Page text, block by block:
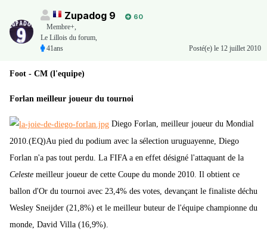
Zupadog 9
60
Membre+,
Le Lillois du forum,
41ans
Posté(e) le 12 juillet 2010
Foot - CM (l'equipe)
Forlan meilleur joueur du tournoi
Diego Forlan, meilleur joueur du Mondial
2010.(EQ)Au pied du podium avec la sélection uruguayenne, Diego
Forlan n'a pas tout perdu. La FIFA a en effet désigné l'attaquant de la
Celeste meilleur joueur de cette Coupe du monde 2010. Il obtient ce
ballon d'Or du tournoi avec 23,4% des votes, devançant le finaliste déchu
Wesley Sneijder (21,8%) et le meilleur buteur de l'équipe championne du
monde, David Villa (16,9%).